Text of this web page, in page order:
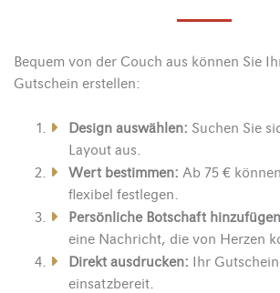
Bequem von der Couch aus können Sie
Gutschein erstellen:
Design auswählen: Suchen Sie
Layout aus.
Wert bestimmen: Ab 75 €
flexibel festlegen.
Persönliche Botschaft
eine Nachricht, die von Herzen
Direkt ausdrucken: Ihr
einsatzbereit.